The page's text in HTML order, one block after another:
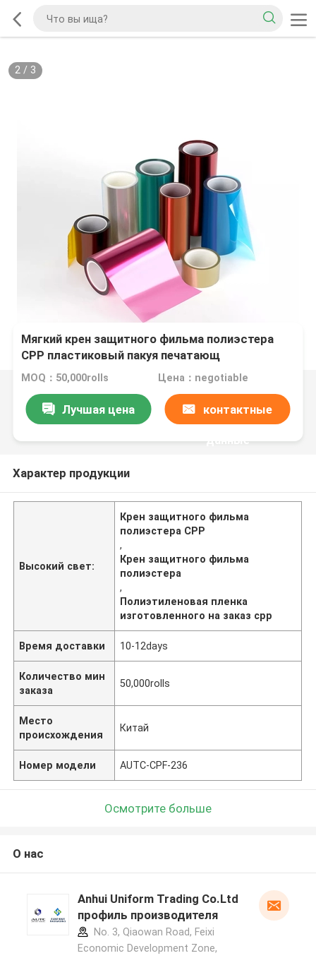
2/ 3
Мягкий крен защитного фильма полиэстера
CPP пластиковый пакуя печатающ
изготовленный на заказ логотип
MOQ：50,000rolls Цена：negotiable
Лучшая цена контактные
данные
Характер продукции
Высокий свет:
Крен защитного фильма
полиэстера CPP
,
Крен защитного фильма
полиэстера
,
Полиэтиленовая пленка
изготовленного на заказ cpp
Время доставки 10-12days
Количество мин
заказа
50,000rolls
Место
происхождения
Китай
Номер модели AUTC-CPF-236
Осмотрите больше
О нас
Anhui Uniform Trading Co.Ltd
профиль производителя
No. 3, Qiaowan Road, Feixi
Economic Development Zone,